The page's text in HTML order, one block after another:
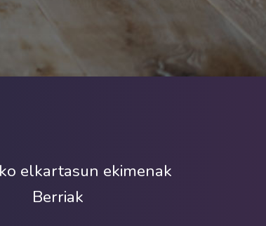
elkartasun ekimenak
Berriak